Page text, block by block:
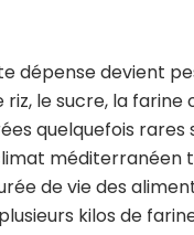
dépense devient
le sucre, la farine
quelquefois
méditerranéen
de vie des
kilos de